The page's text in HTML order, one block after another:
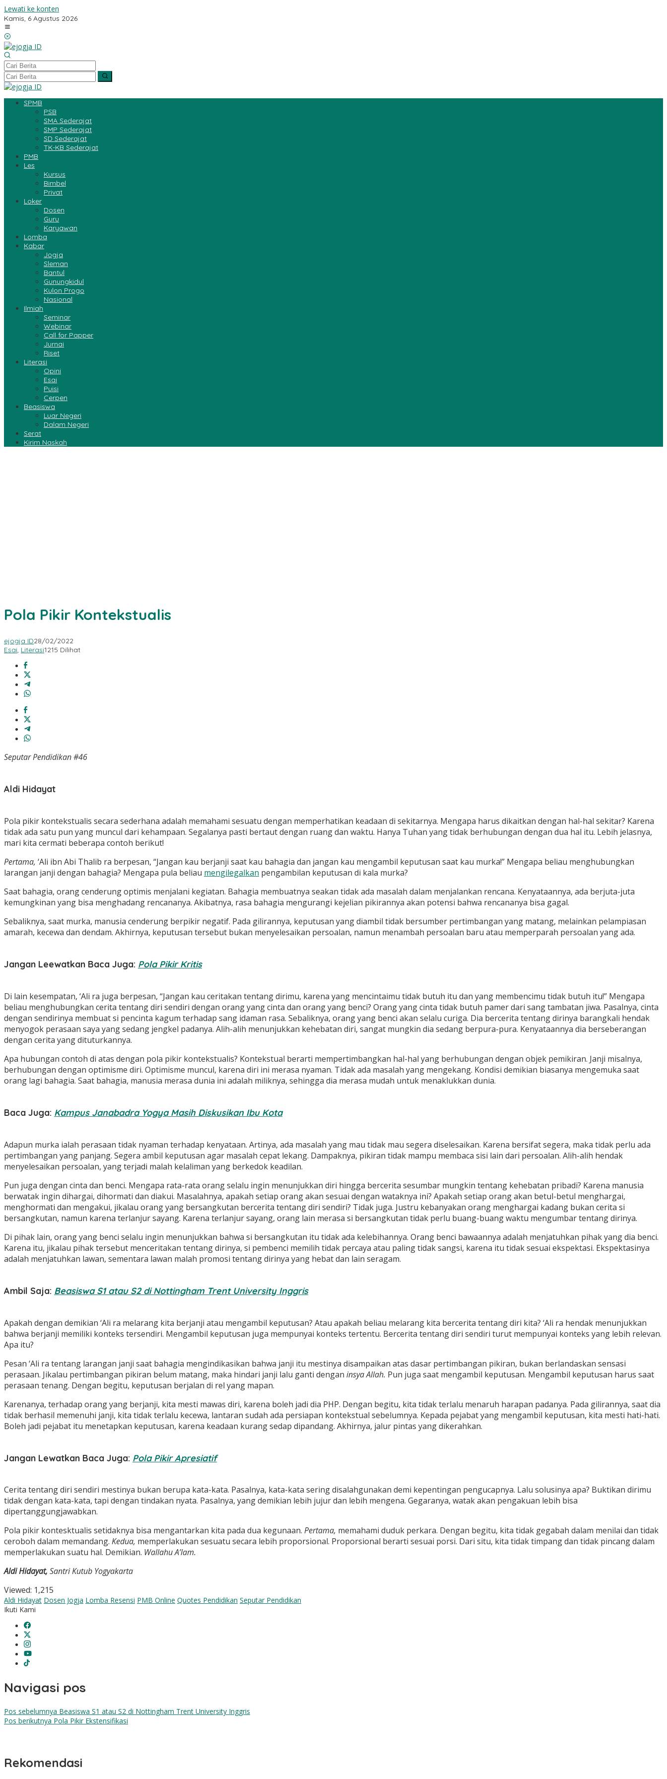
Lewati ke konten
Kamis, 6 Agustus 2026
SPMB
PSB
SMA Sederajat
SMP Sederajat
SD Sederajat
TK-KB Sederajat
PMB
Les
Kursus
Bimbel
Privat
Loker
Dosen
Guru
Karyawan
Lomba
Kabar
Jogja
Sleman
Bantul
Gunungkidul
Kulon Progo
Nasional
Ilmiah
Seminar
Webinar
Call for Papper
Jurnai
Riset
Literasi
Opini
Esai
Puisi
Cerpen
Beasiswa
Luar Negeri
Dalam Negeri
Serat
Kirim Naskah
Pola Pikir Kontekstualis
ejogja ID28/02/2022
Esai, Literasi1215 Dilihat
Seputar Pendidikan #46
Aldi Hidayat
Pola pikir kontekstualis secara sederhana adalah memahami sesuatu dengan memperhatikan keadaan di sekitarnya. Mengapa harus dikaitkan dengan hal-hal sekitar? Karena
tidak ada satu pun yang muncul dari kehampaan. Segalanya pasti bertaut dengan ruang dan waktu. Hanya Tuhan yang tidak berhubungan dengan dua hal itu. Lebih jelasnya,
mari kita cermati beberapa contoh berikut!
Pertama, ‘Ali ibn Abi Thalib ra berpesan, “Jangan kau berjanji saat kau bahagia dan jangan kau mengambil keputusan saat kau murka!” Mengapa beliau menghubungkan
larangan janji dengan bahagia? Mengapa pula beliau mengilegalkan pengambilan keputusan di kala murka?
Saat bahagia, orang cenderung optimis menjalani kegiatan. Bahagia membuatnya seakan tidak ada masalah dalam menjalankan rencana. Kenyataannya, ada berjuta-juta
kemungkinan yang bisa menghadang rencananya. Akibatnya, rasa bahagia mengurangi kejelian pikirannya akan potensi bahwa rencananya bisa gagal.
Sebaliknya, saat murka, manusia cenderung berpikir negatif. Pada gilirannya, keputusan yang diambil tidak bersumber pertimbangan yang matang, melainkan pelampiasan
amarah, kecewa dan dendam. Akhirnya, keputusan tersebut bukan menyelesaikan persoalan, namun menambah persoalan baru atau memperparah persoalan yang ada.
Jangan Leewatkan Baca Juga: Pola Pikir Kritis
Di lain kesempatan, ‘Ali ra juga berpesan, “Jangan kau ceritakan tentang dirimu, karena yang mencintaimu tidak butuh itu dan yang membencimu tidak butuh itu!” Mengapa
beliau menghubungkan cerita tentang diri sendiri dengan orang yang cinta dan orang yang benci? Orang yang cinta tidak butuh pamer dari sang tambatan jiwa. Pasalnya, cinta
dengan sendirinya membuat si pencinta kagum terhadap sang idaman rasa. Sebaliknya, orang yang benci akan selalu curiga. Dia bercerita tentang dirinya barangkali hendak
menyogok perasaan saya yang sedang jengkel padanya. Alih-alih menunjukkan kehebatan diri, sangat mungkin dia sedang berpura-pura. Kenyataannya dia berseberangan
dengan cerita yang dituturkannya.
Apa hubungan contoh di atas dengan pola pikir kontekstualis? Kontekstual berarti mempertimbangkan hal-hal yang berhubungan dengan objek pemikiran. Janji misalnya,
berhubungan dengan optimisme diri. Optimisme muncul, karena diri ini merasa nyaman. Tidak ada masalah yang mengekang. Kondisi demikian biasanya mengemuka saat
orang lagi bahagia. Saat bahagia, manusia merasa dunia ini adalah miliknya, sehingga dia merasa mudah untuk menaklukkan dunia.
Baca Juga: Kampus Janabadra Yogya Masih Diskusikan Ibu Kota
Adapun murka ialah perasaan tidak nyaman terhadap kenyataan. Artinya, ada masalah yang mau tidak mau segera diselesaikan. Karena bersifat segera, maka tidak perlu ada
pertimbangan yang panjang. Segera ambil keputusan agar masalah cepat lekang. Dampaknya, pikiran tidak mampu membaca sisi lain dari persoalan. Alih-alih hendak
menyelesaikan persoalan, yang terjadi malah kelaliman yang berkedok keadilan.
Pun juga dengan cinta dan benci. Mengapa rata-rata orang selalu ingin menunjukkan diri hingga bercerita sesumbar mungkin tentang kehebatan pribadi? Karena manusia
berwatak ingin dihargai, dihormati dan diakui. Masalahnya, apakah setiap orang akan sesuai dengan wataknya ini? Apakah setiap orang akan betul-betul menghargai,
menghormati dan mengakui, jikalau orang yang bersangkutan bercerita tentang diri sendiri? Tidak juga. Justru kebanyakan orang menghargai kadang bukan cerita si
bersangkutan, namun karena terlanjur sayang. Karena terlanjur sayang, orang lain merasa si bersangkutan tidak perlu buang-buang waktu mengumbar tentang dirinya.
Di pihak lain, orang yang benci selalu ingin menunjukkan bahwa si bersangkutan itu tidak ada kelebihannya. Orang benci bawaannya adalah menjatuhkan pihak yang dia benci.
Karena itu, jikalau pihak tersebut menceritakan tentang dirinya, si pembenci memilih tidak percaya atau paling tidak sangsi, karena itu tidak sesuai ekspektasi. Ekspektasinya
adalah menjatuhkan lawan, sementara lawan malah promosi tentang dirinya yang hebat dan lain seragam.
Ambil Saja: Beasiswa S1 atau S2 di Nottingham Trent University Inggris
Apakah dengan demikian ‘Ali ra melarang kita berjanji atau mengambil keputusan? Atau apakah beliau melarang kita bercerita tentang diri kita? ‘Ali ra hendak menunjukkan
bahwa berjanji memiliki konteks tersendiri. Mengambil keputusan juga mempunyai konteks tertentu. Bercerita tentang diri sendiri turut mempunyai konteks yang lebih relevan.
Apa itu?
Pesan ‘Ali ra tentang larangan janji saat bahagia mengindikasikan bahwa janji itu mestinya disampaikan atas dasar pertimbangan pikiran, bukan berlandaskan sensasi
perasaan. Jikalau pertimbangan pikiran belum matang, maka hindari janji lalu ganti dengan insya Allah. Pun juga saat mengambil keputusan. Mengambil keputusan harus saat
perasaan tenang. Dengan begitu, keputusan berjalan di rel yang mapan.
Karenanya, terhadap orang yang berjanji, kita mesti mawas diri, karena boleh jadi dia PHP. Dengan begitu, kita tidak terlalu menaruh harapan padanya. Pada gilirannya, saat dia
tidak berhasil memenuhi janji, kita tidak terlalu kecewa, lantaran sudah ada persiapan kontekstual sebelumnya. Kepada pejabat yang mengambil keputusan, kita mesti hati-hati.
Boleh jadi pejabat itu menetapkan keputusan, karena keadaan kurang sedap dipandang. Akhirnya, jalur pintas yang dikerahkan.
Jangan Lewatkan Baca Juga: Pola Pikir Apresiatif
Cerita tentang diri sendiri mestinya bukan berupa kata-kata. Pasalnya, kata-kata sering disalahgunakan demi kepentingan pengucapnya. Lalu solusinya apa? Buktikan dirimu
tidak dengan kata-kata, tapi dengan tindakan nyata. Pasalnya, yang demikian lebih jujur dan lebih mengena. Gegaranya, watak akan pengakuan lebih bisa
dipertanggungjawabkan.
Pola pikir kontesktualis setidaknya bisa mengantarkan kita pada dua kegunaan. Pertama, memahami duduk perkara. Dengan begitu, kita tidak gegabah dalam menilai dan tidak
ceroboh dalam memandang. Kedua, memperlakukan sesuatu secara lebih proporsional. Proporsional berarti sesuai porsi. Dari situ, kita tidak timpang dan tidak pincang dalam
memperlakukan suatu hal. Demikian. Wallahu A’lam.
Aldi Hidayat, Santri Kutub Yogyakarta
Viewed: 1,215
Aldi Hidayat Dosen Jogja Lomba Resensi PMB Online Quotes Pendidikan Seputar Pendidikan
Ikuti Kami
Navigasi pos
Pos sebelumnya Beasiswa S1 atau S2 di Nottingham Trent University Inggris
Pos berikutnya Pola Pikir Ekstensifikasi
Rekomendasi